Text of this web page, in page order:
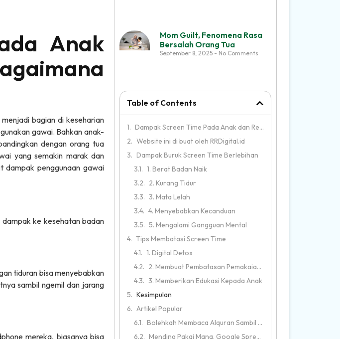
Anak
bagian di keseharian
gawai. Bahkan anak-
dengan orang tua
yang semakin marak dan
dampak penggunaan gawai
ke kesehatan badan
tiduran bisa menyebabkan
sambil ngemil dan jarang
mereka, biasanya bisa
Mom Guilt, Fenomena Rasa
Bersalah Orang Tua
September 8, 2025 No Comments
Table of Contents
Dampak Screen Time Pada Anak dan Remaja
Website ini di buat oleh RRDigital.id
Dampak Buruk Screen Time Berlebihan
1. Berat Badan Naik
2. Kurang Tidur
3. Mata Lelah
4. Menyebabkan Kecanduan
5. Mengalami Gangguan Mental
Tips Membatasi Screen Time
1. Digital Detox
2. Membuat Pembatasan Pemakaian Handphone
3. Memberikan Edukasi Kepada Anak
Kesimpulan
Artikel Popular
Bolehkah Membaca Alquran Sambil Rebahan? Pelajari Hukumnya
Mending Pakai Mana, Google Spreadsheet atau Microsoft Excel?